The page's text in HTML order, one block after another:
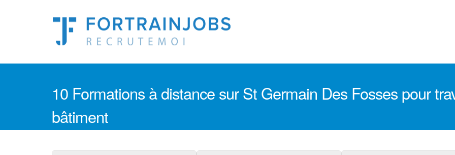
10 Formations à distance sur St Germain Des Fosses pour
bâtiment